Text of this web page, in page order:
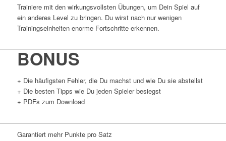
Trainiere mit den wirkungsvollsten Übungen, um Dein Spiel auf
ein anderes Level zu bringen. Du wirst nach nur wenigen
Trainingseinheiten enorme Fortschritte erkennen.
BONUS
+ Die häufigsten Fehler, die Du machst und wie Du sie abstellst
+ Die besten Tipps wie Du jeden Spieler besiegst
+ PDFs zum Download
Garantiert mehr Punkte pro Satz